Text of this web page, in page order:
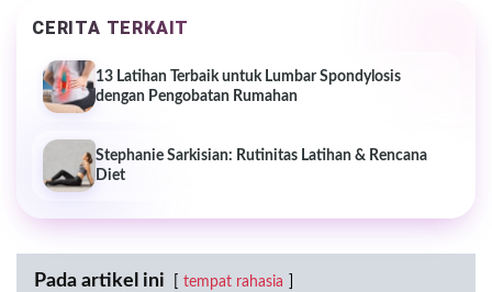
CERITA TERKAIT
13 Latihan Terbaik untuk Lumbar Spondylosis
dengan Pengobatan Rumahan
Stephanie Sarkisian: Rutinitas Latihan & Rencana
Diet
Pada artikel ini tempat rahasia